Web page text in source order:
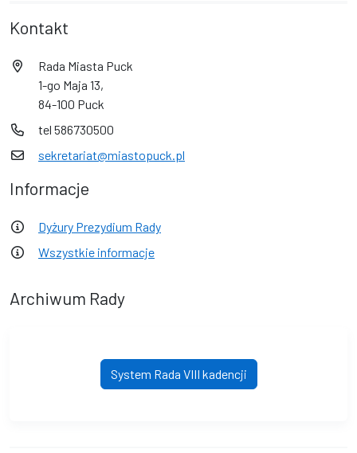
Kontakt
Rada Miasta Puck
1-go Maja 13,
84-100 Puck
tel 586730500
sekretariat@miastopuck.pl
Informacje
Dyżury Prezydium Rady
Wszystkie informacje
Archiwum Rady
System Rada VIII kadencji